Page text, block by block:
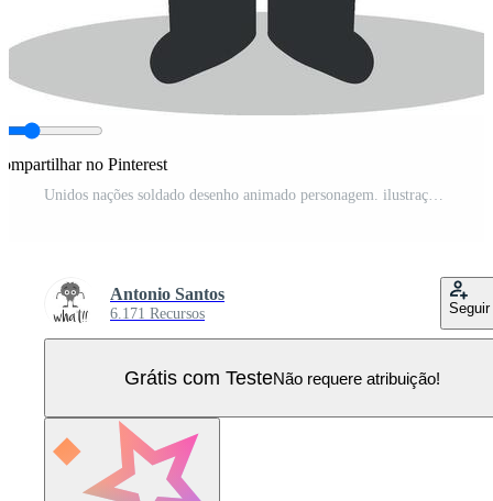
no Pinterest
Unidos nações soldado desenho animado personagem. ilustração. crianças história coleção. Vetor Pro
Antonio Santos
6.171 Recursos Seguir
Grátis com TesteNão requere atribuição!